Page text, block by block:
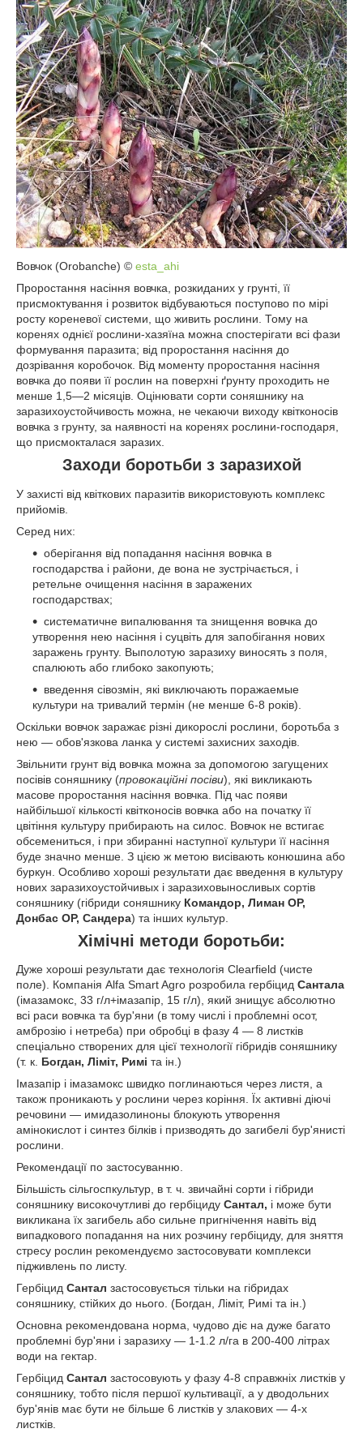
Вовчок (Orobanche) © esta_ahi
Проростання насіння вовчка, розкиданих у грунті, її
присмоктування і розвиток відбуваються поступово по мірі
росту кореневої системи, що живить рослини. Тому на
коренях однієї рослини-хазяїна можна спостерігати всі фази
формування паразита; від проростання насіння до
дозрівання коробочок. Від моменту проростання насіння
вовчка до появи її рослин на поверхні ґрунту проходить не
менше 1,5—2 місяців. Оцінювати сорти соняшнику на
заразихоустойчивость можна, не чекаючи виходу квітконосів
вовчка з грунту, за наявності на коренях рослини-господаря,
що присмокталася заразих.
Заходи боротьби з заразихой
У захисті від квіткових паразитів використовують комплекс
прийомів.
Серед них:
оберігання від попадання насіння вовчка в
господарства і райони, де вона не зустрічається, і
ретельне очищення насіння в заражених
господарствах;
систематичне випалювання та знищення вовчка до
утворення нею насіння і суцвіть для запобігання нових
заражень грунту. Выполотую заразиху виносять з поля,
спалюють або глибоко закопують;
введення сівозмін, які виключають поражаемые
культури на тривалий термін (не менше 6-8 років).
Оскільки вовчок заражає різні дикорослі рослини, боротьба з
нею — обов'язкова ланка у системі захисних заходів.
Звільнити грунт від вовчка можна за допомогою загущених
посівів соняшнику (провокаційні посіви), які викликають
масове проростання насіння вовчка. Під час появи
найбільшої кількості квітконосів вовчка або на початку її
цвітіння культуру прибирають на силос. Вовчок не встигає
обсемениться, і при збиранні наступної культури її насіння
буде значно менше. З цією ж метою висівають конюшина або
буркун. Особливо хороші результати дає введення в культуру
нових заразихоустойчивых і заразиховыносливых сортів
соняшнику (гібриди соняшнику Командор, Лиман ОР,
Донбас ОР, Сандера) та інших культур.
Хімічні методи боротьби:
Дуже хороші результати дає технологія Clearfield (чисте
поле). Компанія Alfa Smart Agro розробила гербіцид Сантала
(імазамокс, 33 г/л+імазапір, 15 г/л), який знищує абсолютно
всі раси вовчка та бур'яни (в тому числі і проблемні осот,
амброзію і нетреба) при обробці в фазу 4 ― 8 листків
спеціально створених для цієї технології гібридів соняшнику
(т. к. Богдан, Ліміт, Римі та ін.)
Імазапір і імазамокс швидко поглинаються через листя, а
також проникають у рослини через коріння. Їх активні діючі
речовини ― имидазолиноны блокують утворення
амінокислот і синтез білків і призводять до загибелі бур'янисті
рослини.
Рекомендації по застосуванню.
Більшість сільгоспкультур, в т. ч. звичайні сорти і гібриди
соняшнику високочутливі до гербіциду Сантал, і може бути
викликана їх загибель або сильне пригнічення навіть від
випадкового попадання на них розчину гербіциду, для зняття
стресу рослин рекомендуємо застосовувати комплекси
підживлень по листу.
Гербіцид Сантал застосовується тільки на гібридах
соняшнику, стійких до нього. (Богдан, Ліміт, Римі та ін.)
Основна рекомендована норма, чудово діє на дуже багато
проблемні бур'яни і заразиху ― 1-1.2 л/га в 200-400 літрах
води на гектар.
Гербіцид Сантал застосовують у фазу 4-8 справжніх листків у
соняшнику, тобто після першої культивації, а у дводольних
бур'янів має бути не більше 6 листків у злакових ― 4-х
листків.